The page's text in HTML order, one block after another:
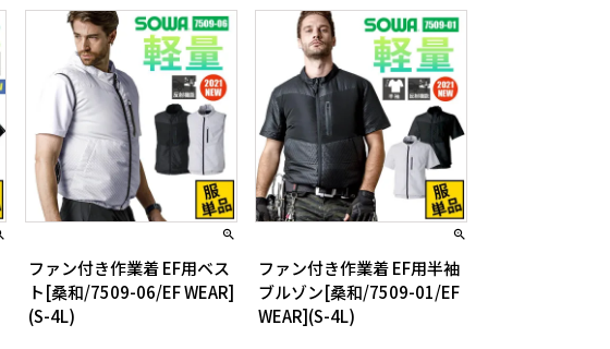
ファン付き作業着 EF用ベス
ト[桑和/7509-06/EF WEAR]
(S-4L)
ファン付き作業着 EF用半袖
ブルゾン[桑和/7509-01/EF
WEAR](S-4L)